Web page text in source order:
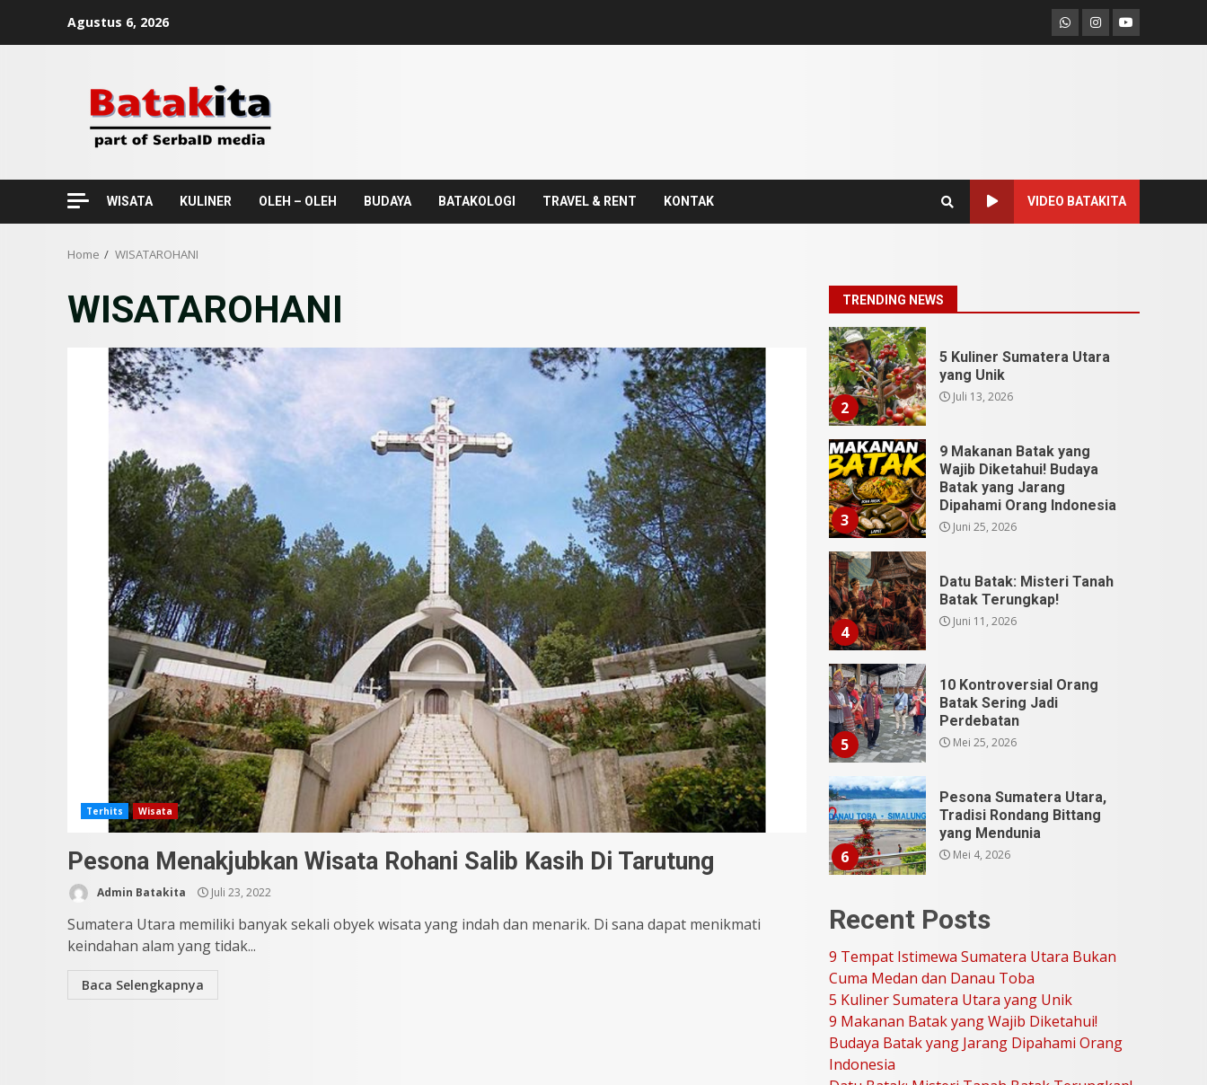
Agustus 6, 2026 Whatsapp
Instagram
Youtube
WISATA KULINER OLEH – OLEH BUDAYA BATAKOLOGI TRAVEL & RENT KONTAK VIDEO BATAKITA
Home WISATAROHANI
WISATAROHANI
Terhits Wisata
Pesona Menakjubkan Wisata Rohani Salib Kasih Di Tarutung
Admin Batakita Juli 23, 2022
Sumatera Utara memiliki banyak sekali obyek wisata yang indah dan menarik. Di sana dapat menikmati
keindahan alam yang tidak...
Baca Selengkapnya
TRENDING NEWS
Pesona Sumatera Utara,
Tradisi Rondang Bittang
yang Mendunia
7 April 23, 2026
1
9 Tempat Istimewa
2
5 Kuliner Sumatera Utara
yang Unik
Juli 13, 2026
3
9 Makanan Batak yang
Wajib Diketahui! Budaya
Batak yang Jarang
Dipahami Orang Indonesia
Juni 25, 2026
4
Datu Batak: Misteri Tanah
Batak Terungkap!
Juni 11, 2026
5
10 Kontroversial Orang
Batak Sering Jadi
Perdebatan
Mei 25, 2026
6
Pesona Sumatera Utara,
Tradisi Rondang Bittang
yang Mendunia
Mei 4, 2026
SUCI Season 11: Finalis
Stand Up Comedy
April 23, 2026
9 Tempat Istimewa
Sumatera Utara Bukan
Cuma Medan dan Danau
Recent Posts
9 Tempat Istimewa Sumatera Utara Bukan
Cuma Medan dan Danau Toba
5 Kuliner Sumatera Utara yang Unik
9 Makanan Batak yang Wajib Diketahui!
Budaya Batak yang Jarang Dipahami Orang
Indonesia